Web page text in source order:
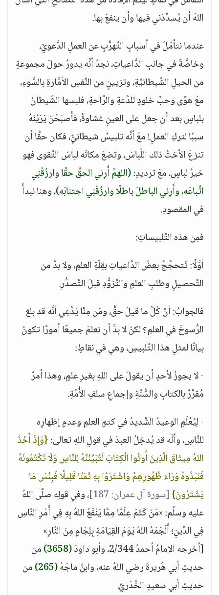
اللهَ أن يُسدِّدَني فيها وأن ينفعَ بها.
عندما نتأمّلُ في أسبابِ التَّهرُّبِ عن العملِ الدَّعويِّ،
وخاصَّةً في جانبِ الدَّاعياتِ، نجدُ أنَّه يدورُ حولَ مجموعةٍ
من الحيلِ الشَّيطانيَّةِ، وتزيينٍ من النَّفسِ الأمَّارةِ بالسُّوءِ،
معَ هوًى وحبِّ خلودٍ للدَّعةِ والرَّاحةِ، فلبسها الشَّيطانُ
بلباسٍ بعد أن جعل على العينِ غشاوةً، فأَصبَحْنَ يَرَيْنَهُ
سببًا لتركِ العملِ! معَ أنَّه تلبيسٌ شيطانيٌّ، فكان حقًّا أن
تنزعَ الأختُ ذلك اللِّباسَ، وتضعَ مكانَه لباسَ التَّقوى فهو
خيرُ لباسٍ، معَ ترديدِ:(اللهمَّ أَرِني الحقَّ حقًّا وارزُقْنِي
اتِّباعَه، وأَرِني الباطلَ باطلًا وارزُقْنِي اجتنابَه)، وهنا نبدأُ
في المقصودِ.
فمِن هذه التَّلبيساتِ:
أوَّلًا: تَتحجَّجُ بعضُ الدَّاعياتِ بقِلّةِ العلمِ، ولا بدَّ من
التَّحصيلِ وطلبِ العلمِ والتَّزوُّدِ قبلَ التَّصدُّرِ.
فالجوابُ: أنَّ كُلَّ ما قيلَ حقٌّ، ومَن مِنَّا يَدَّعِي أنَّه قد بلغ
الرُّسوخَ في العلمِ؟ لكنْ لا بدَّ أن نعلمَ جميعًا أمورًا تكونُ
بيانًا لمثلِ هذا التَّلبيسِ، وهي في نقاطٍ:
- لا يجوزُ لأحدٍ أن يقولَ على اللهِ بغيرِ علمٍ، وهذا أمرٌ
مُقرَّرٌ بالكتابِ والسُّنَّةِ وإجماعِ سلفِ الأُمَّةِ.
- لِيُعْلَمِ الوعيدُ الشَّديدُ في كتمِ العلمِ وعدمِ إظهارِه
للنَّاسِ، وأنَّه قد يُدخِلُ العبدَ في قولِ اللهِ تعالى:{وَإِذْ أَخَذَ
اللهُ مِيثَاقَ الَّذِينَ أُوتُوا الْكِتَابَ لَتُبَيِّنُنَّهُ لِلنَّاسِ وَلَا تَكْتُمُونَهُ
فَنَبَذُوهُ وَرَاءَ ظُهُورِهِمْ وَاشْتَرَوْا بِهِ ثَمَنًا قَلِيلًا فَبِئْسَ مَا
يَشْتَرُونَ}[سورة آل عمران: 187]
، وفي قولِه صلَّى اللهُ
عليه وسلَّم: «مَنْ كَتَمَ عِلْمًا مِمَّا يَنْفَعُ اللهُ بِهِ فِي أَمْرِ النَّاسِ
فِي الدِّينِ؛ أَلْجَمَهُ اللهُ يَوْمَ الْقِيَامَةِ بِلِجَامٍ مِنَ النَّارِ»
[أخرجه الإمامُ أحمدُ 2/344، وأبو داودَ
(3658)
من
حديثِ أبي هُريرةَ رضي اللهُ عنه، وابنُ ماجَهْ(265)
من
حديثِ أبي سعيدٍ الخُدْريِّ.